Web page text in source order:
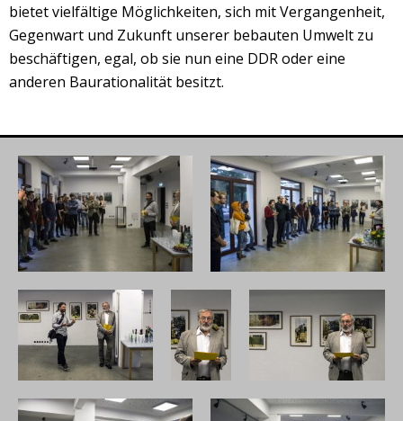
bietet vielfältige Möglichkeiten, sich mit Vergangenheit,
Gegenwart und Zukunft unserer bebauten Umwelt zu
beschäftigen, egal, ob sie nun eine DDR oder eine
anderen Baurationalität besitzt.